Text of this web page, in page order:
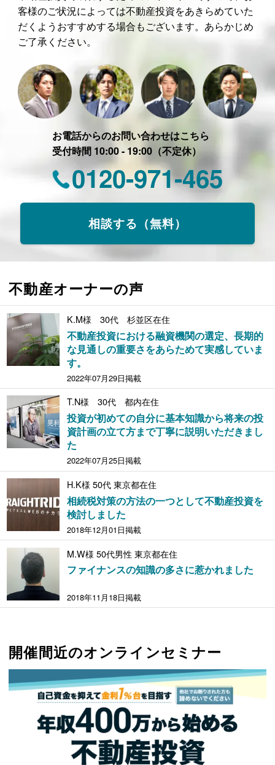
客様のご状況によっては不動産投資をあきらめていた
だくようおすすめする場合もございます。あらかじめ
ご了承ください。
お電話からのお問い合わせはこちら
受付時間 10:00 - 19:00（不定休）
0120-971-465
相談する（無料）
不動産オーナーの声
K.M様 30代 杉並区在住
不動産投資における融資機関の選定、長期的
な見通しの重要さをあらためて実感していま
す。
2022年07月29日掲載
T.N様 30代 都内在住
投資が初めての自分に基本知識から将来の投
資計画の立て方まで丁寧に説明いただきまし
た
2022年07月25日掲載
H.K様 50代 東京都在住
相続税対策の方法の一つとして不動産投資を
検討しました
2018年12月01日掲載
M.W様 50代男性 東京都在住
ファイナンスの知識の多さに惹かれました
2018年11月18日掲載
開催間近のオンラインセミナー